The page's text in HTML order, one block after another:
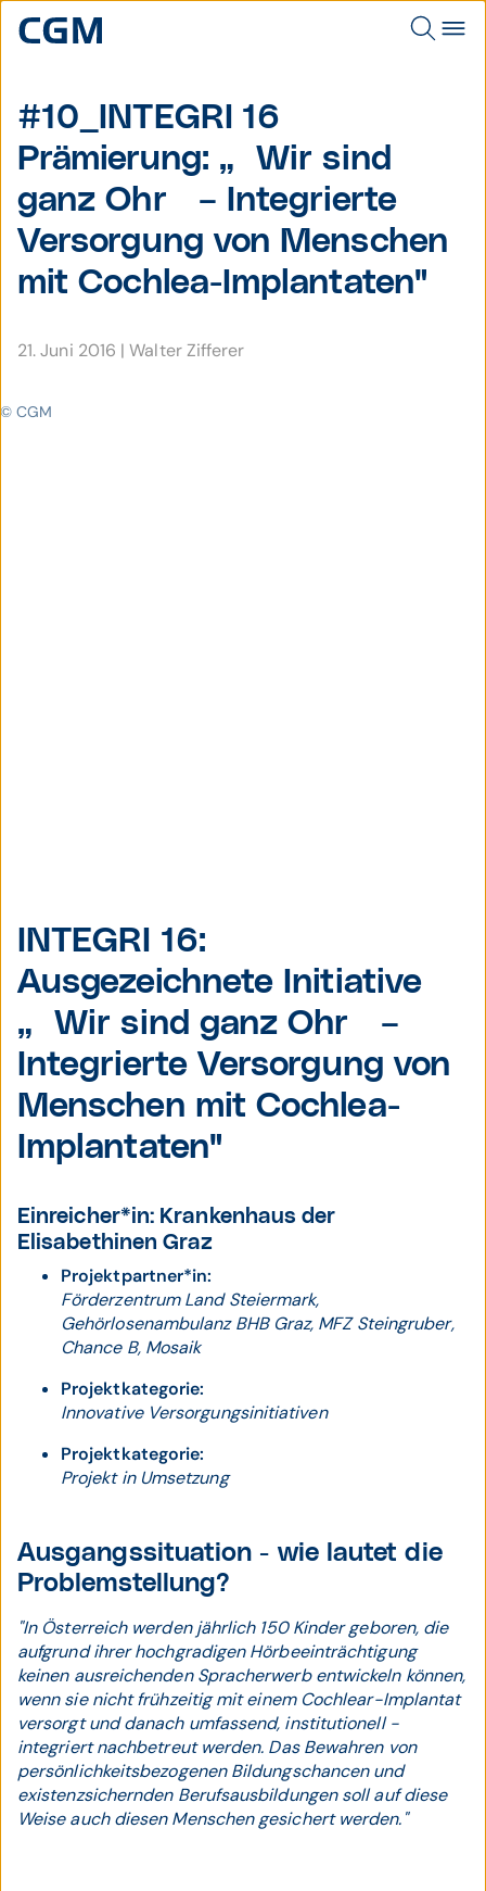
#10_INTEGRI 16
Prämierung: „´Wir sind
ganz Ohr´ – Integrierte
Versorgung von Menschen
mit Cochlea-Implantaten"
21. Juni 2016 |Walter Zifferer
© CGM
INTEGRI 16:
Ausgezeichnete Initiative
„´Wir sind ganz Ohr´ –
Integrierte Versorgung von
Menschen mit Cochlea-
Implantaten"
Einreicher*in: Krankenhaus der
Elisabethinen Graz
Projektpartner*in:
Förderzentrum Land Steiermark,
Gehörlosenambulanz BHB Graz, MFZ Steingruber,
Chance B, Mosaik
Projektkategorie:
Innovative Versorgungsinitiativen
Projektkategorie:
Projekt in Umsetzung
Ausgangssituation - wie lautet die
Problemstellung?
"In Österreich werden jährlich 150 Kinder geboren, die
aufgrund ihrer hochgradigen Hörbeeinträchtigung
keinen ausreichenden Spracherwerb entwickeln können,
wenn sie nicht frühzeitig mit einem Cochlear-Implantat
versorgt und danach umfassend, institutionell -
integriert nachbetreut werden. Das Bewahren von
persönlichkeitsbezogenen Bildungschancen und
existenzsichernden Berufsausbildungen soll auf diese
Weise auch diesen Menschen gesichert werden."